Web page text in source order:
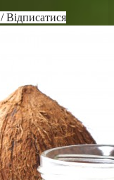
Відписатися